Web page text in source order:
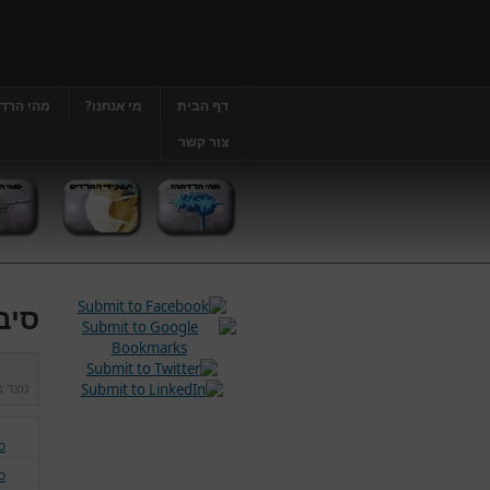
דף הבית מי אנחנו? מהי
צור קשר
נוצר